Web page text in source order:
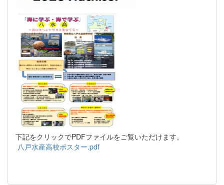
下記をクリックでPDFファイルをご覧いただけます。
八戸水産高校ポスター.pdf